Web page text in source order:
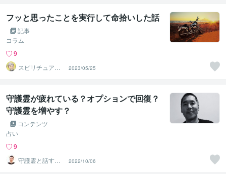
フッと思ったことを実行して命拾いした話
記事
コラム
9
スピリチュアル
カウンセラー
神山 純
2023/05/25
守護霊が疲れている？オプションで回復？
守護霊を増やす？
コンテンツ
占い
9
守護霊と話す人
｜まこと
2022/10/06